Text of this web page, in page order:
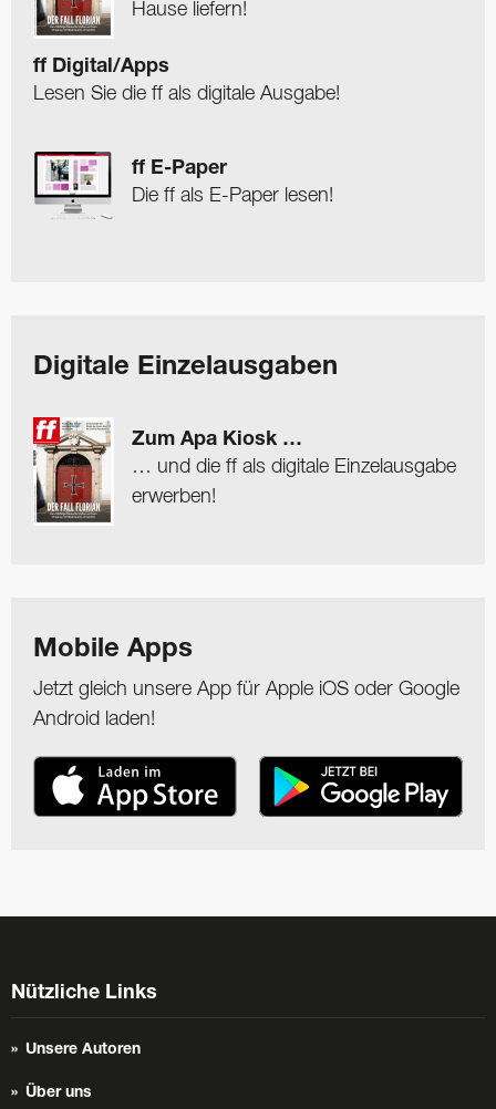
Hause liefern!
ff Digital/Apps
Lesen Sie die ff als digitale Ausgabe!
ff E-Paper
Die ff als E-Paper lesen!
Digitale Einzelausgaben
Zum Apa Kiosk …
… und die ff als digitale Einzelausgabe
erwerben!
Mobile Apps
Jetzt gleich unsere App für Apple iOS oder Google
Android laden!
Nützliche Links
Unsere Autoren
Über uns